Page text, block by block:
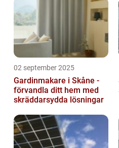
02 september 2025
Gardinmakare i Skåne -
förvandla ditt hem med
skräddarsydda lösningar